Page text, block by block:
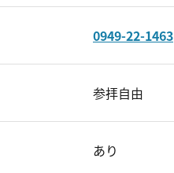
0949-22-1463
参拝自由
あり